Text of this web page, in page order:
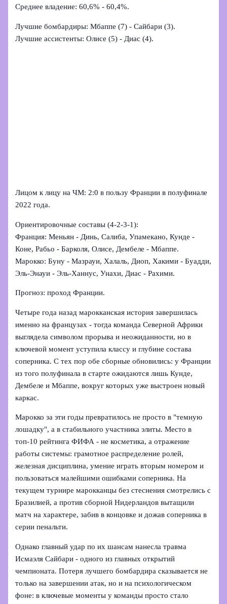
Среднее владение: 60,6% - 60,4%.
Лучшие бомбардиры: Мбаппе (7) - Сайбари (3).
Лучшие ассистенты: Олисе (5) - Диас (4).
Лицом к лицу на ЧМ: 2:0 в пользу Франции в полуфинале
2022 года.
Ориентировочные составы (4‑2‑3‑1):
Франция: Меньян - Динь, Салиба, Упамекано, Кунде -
Коне, Рабьо - Барколя, Олисе, Дембеле - Мбаппе.
Марокко: Буну - Мазрауи, Халаль, Диоп, Хакими - Буадди,
Эль‑Энауи - Эль‑Ханнус, Унахи, Диас - Рахими.
Прогноз: проход Франции.
Четыре года назад марокканская история завершилась
именно на французах - тогда команда Северной Африки
выглядела символом прорыва и неожиданности, но в
ключевой момент уступила классу и глубине состава
соперника. С тех пор обе сборные обновились: у Франции
из того полуфинала в старте ожидаются лишь Кунде,
Дембеле и Мбаппе, вокруг которых уже выстроен новый
каркас.
Марокко за эти годы превратилось не просто в "темную
лошадку", а в стабильного участника элиты. Место в
топ‑10 рейтинга ФИФА - не косметика, а отражение
работы системы: грамотное распределение ролей,
железная дисциплина, умение играть вторым номером и
пользоваться малейшими ошибками соперника. На
текущем турнире марокканцы без стеснения смотрелись с
Бразилией, а против сборной Нидерландов вытащили
матч на характере, забив в концовке и дожав соперника в
серии пенальти.
Однако главный удар по их шансам нанесла травма
Исмаэля Сайбари - одного из главных открытий
чемпионата. Потеря лучшего бомбардира сказывается не
только на завершении атак, но и на психологическом
фоне: в ключевые моменты у команды просто стало